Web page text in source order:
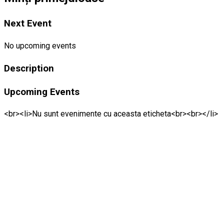
Next Event
No upcoming events
Description
Upcoming Events
<br><li>Nu sunt evenimente cu aceasta eticheta<br><br></li>